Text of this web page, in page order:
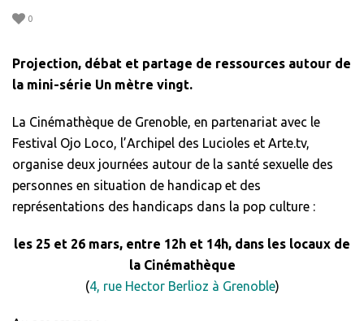
0
Projection, débat et partage de ressources autour de
la mini-série Un mètre vingt.
La Cinémathèque de Grenoble, en partenariat avec le
Festival Ojo Loco, l’Archipel des Lucioles et Arte.tv,
organise deux journées autour de la santé sexuelle des
personnes en situation de handicap et des
représentations des handicaps dans la pop culture :
les 25 et 26 mars, entre 12h et 14h, dans les locaux de
la Cinémathèque
(4, rue Hector Berlioz à Grenoble)